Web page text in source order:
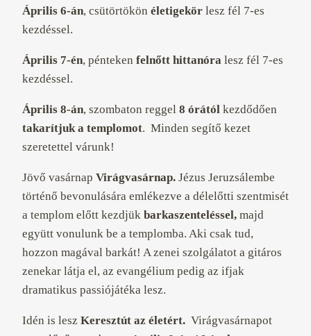
Április 6-án, csütörtökön életigekör lesz fél 7-es
kezdéssel.
Április 7-én, pénteken felnőtt hittanóra lesz fél 7-es
kezdéssel.
Április 8-án, szombaton reggel 8 órától kezdődően
takarítjuk a templomot. Minden segítő kezet
szeretettel várunk!
Jövő vasárnap Virágvasárnap. Jézus Jeruzsálembe
történő bevonulására emlékezve a délelőtti szentmisét
a templom előtt kezdjük barkaszenteléssel, majd
együtt vonulunk be a templomba. Aki csak tud,
hozzon magával barkát! A zenei szolgálatot a gitáros
zenekar látja el, az evangélium pedig az ifjak
dramatikus passiójátéka lesz.
Idén is lesz Keresztút az életért. Virágvasárnapot